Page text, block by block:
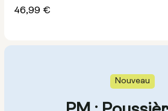
Prix
46,99 €
Nouveau